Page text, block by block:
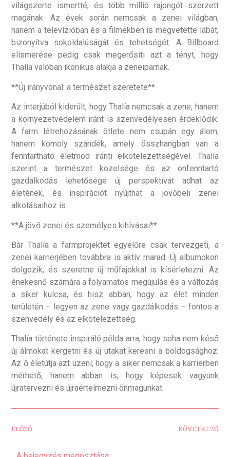
világszerte ismertté, és több millió rajongót szerzett
magának. Az évek során nemcsak a zenei világban,
hanem a televízióban és a filmekben is megvetette lábát,
bizonyítva sokoldalúságát és tehetségét. A Billboard
elismerése pedig csak megerősíti azt a tényt, hogy
Thalía valóban ikonikus alakja a zeneiparnak.
**Új irányvonal: a természet szeretete**
Az interjúból kiderült, hogy Thalía nemcsak a zene, hanem
a környezetvédelem iránt is szenvedélyesen érdeklődik.
A farm létrehozásának ötlete nem csupán egy álom,
hanem komoly szándék, amely összhangban van a
fenntartható életmód iránti elkötelezettségével. Thalía
szerint a természet közelsége és az önfenntartó
gazdálkodás lehetősége új perspektívát adhat az
életének, és inspirációt nyújthat a jövőbeli zenei
alkotásaihoz is.
**A jövő zenei és személyes kihívásai**
Bár Thalía a farmprojektet egyelőre csak tervezgeti, a
zenei karrierjében továbbra is aktív marad. Új albumokon
dolgozik, és szeretne új műfajokkal is kísérletezni. Az
énekesnő számára a folyamatos megújulás és a változás
a siker kulcsa, és hisz abban, hogy az élet minden
területén – legyen az zene vagy gazdálkodás – fontos a
szenvedély és az elkötelezettség.
Thalía története inspiráló példa arra, hogy soha nem késő
új álmokat kergetni és új utakat keresni a boldogsághoz.
Az ő életútja azt üzeni, hogy a siker nemcsak a karrierben
mérhető, hanem abban is, hogy képesek vagyunk
újratervezni és újraértelmezni önmagunkat.
ELŐZŐ KÖVETKEZŐ